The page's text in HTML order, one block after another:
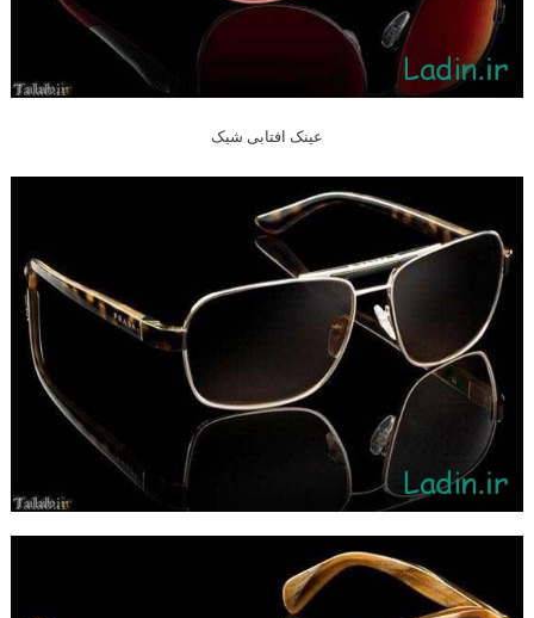
عینک افتابی شیک